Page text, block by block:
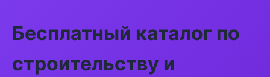
Бесплатный каталог по
строительству и